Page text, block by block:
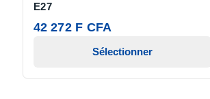
E27
42 272 F CFA
Sélectionner